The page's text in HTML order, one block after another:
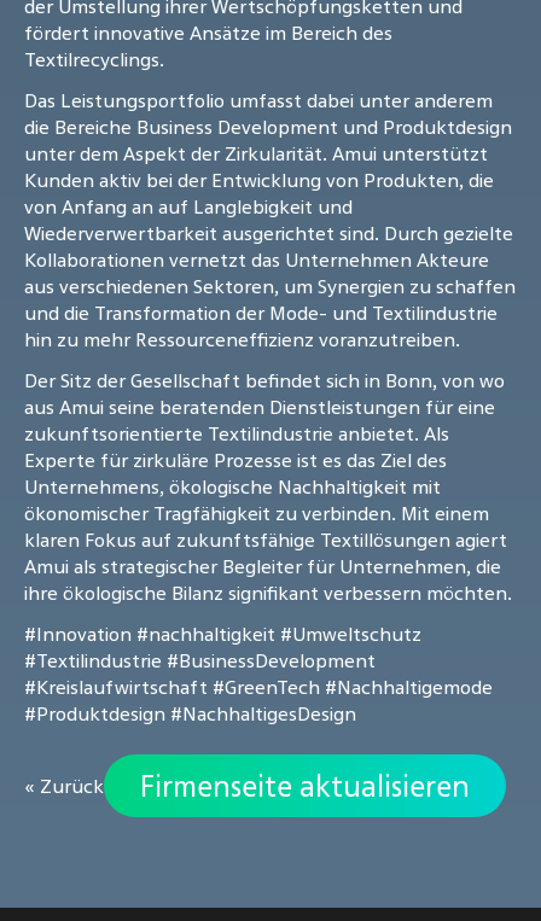
der Umstellung ihrer Wertschöpfungsketten und
fördert innovative Ansätze im Bereich des
Textilrecyclings.
Das Leistungsportfolio umfasst dabei unter anderem
die Bereiche Business Development und Produktdesign
unter dem Aspekt der Zirkularität. Amui unterstützt
Kunden aktiv bei der Entwicklung von Produkten, die
von Anfang an auf Langlebigkeit und
Wiederverwertbarkeit ausgerichtet sind. Durch gezielte
Kollaborationen vernetzt das Unternehmen Akteure
aus verschiedenen Sektoren, um Synergien zu schaffen
und die Transformation der Mode- und Textilindustrie
hin zu mehr Ressourceneffizienz voranzutreiben.
Der Sitz der Gesellschaft befindet sich in Bonn, von wo
aus Amui seine beratenden Dienstleistungen für eine
zukunftsorientierte Textilindustrie anbietet. Als
Experte für zirkuläre Prozesse ist es das Ziel des
Unternehmens, ökologische Nachhaltigkeit mit
ökonomischer Tragfähigkeit zu verbinden. Mit einem
klaren Fokus auf zukunftsfähige Textillösungen agiert
Amui als strategischer Begleiter für Unternehmen, die
ihre ökologische Bilanz signifikant verbessern möchten.
#Innovation #nachhaltigkeit #Umweltschutz
#Textilindustrie #BusinessDevelopment
#Kreislaufwirtschaft #GreenTech #Nachhaltigemode
#Produktdesign #NachhaltigesDesign
« Zurück Firmenseite aktualisieren